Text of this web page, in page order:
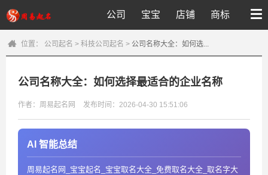
公司 宝宝 店铺 商标
位置： 公司起名 > 科技公司起名 > 公司名称大全：如何选...
公司名称大全：如何选择最适合的企业名称
作者：周易起名网 发布时间：2026-04-30 15:51:06
AI 智能总结
周易起名网_宝宝起名_宝宝取名大全_免费取名大全_取名字大